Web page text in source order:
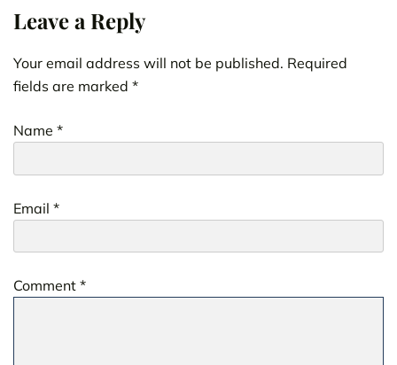
Leave a Reply
Your email address will not be published. Required
fields are marked *
Comment *
Name *
Email *